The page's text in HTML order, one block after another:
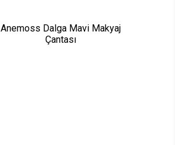
Anemoss Dalga Mavi Makyaj
Çantası